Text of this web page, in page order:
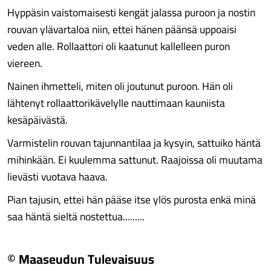
Hyppäsin vaistomaisesti kengät jalassa puroon ja nostin
rouvan ylävartaloa niin, ettei hänen päänsä uppoaisi
veden alle. Rollaattori oli kaatunut kallelleen puron
viereen.
Nainen ihmetteli, miten oli joutunut puroon. Hän oli
lähtenyt rollaattorikävelylle nauttimaan kauniista
kesäpäivästä.
Varmistelin rouvan tajunnantilaa ja kysyin, sattuiko häntä
mihinkään. Ei kuulemma sattunut. Raajoissa oli muutama
lievästi vuotava haava.
Pian tajusin, ettei hän pääse itse ylös purosta enkä minä
saa häntä sieltä nostettua.........
© Maaseudun Tulevaisuus